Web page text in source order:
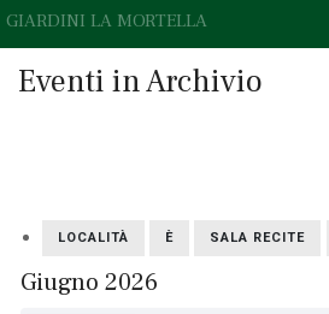
GIARDINI LA MORTELLA
Eventi in Archivio
LOCALITÀ È SALA RECITE
Giugno 2026